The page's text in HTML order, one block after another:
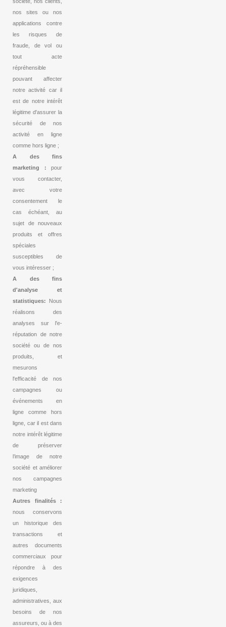
nos sites ou nos
applications contre
les risques de
fraude, de vol ou
tout acte
répréhensible
pouvant affecter
notre activité car il
est de notre intérêt
légitime d'assurer la
sécurité de nos
activité en ligne
comme hors ligne ;
A des fins
marketing : pour
vous contacter,
avec votre
consentement le
cas échéant, au
sujet de nouveaux
produits et offres
spéciales
susceptibles de
vous intéresser ;
A des fins
d'analyse et
statistiques: Nous
réalisons des
analyses sur l'e-
réputation de notre
société ou de nos
produits, et
mesurons
l'efficacité de nos
campagnes ou
événements en
ligne comme hors
ligne, car il est dans
notre intérêt légitime
de préserver
l’image de notre
société et améliorer
nos campagnes
marketing
Autres finalités :
nous conservons
un historique des
transactions et
autres documents
commerciaux pour
répondre à des
exigences
juridiques,
administratives, aux
besoins de nos
assureurs, ou à des